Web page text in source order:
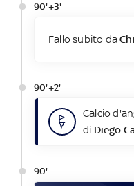
90'+3'
Fallo subito da
90'+2'
Calcio
di Diego
90'